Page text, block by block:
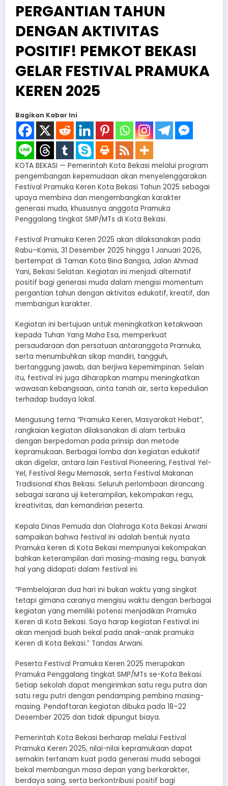
PERGANTIAN TAHUN
DENGAN AKTIVITAS
POSITIF! PEMKOT BEKASI
GELAR FESTIVAL PRAMUKA
KEREN 2025
Bagikan Kabar Ini
KOTA BEKASI — Pemerintah Kota Bekasi melalui program
pengembangan kepemudaan akan menyelenggarakan
Festival Pramuka Keren Kota Bekasi Tahun 2025 sebagai
upaya membina dan mengembangkan karakter
generasi muda, khususnya anggota Pramuka
Penggalang tingkat SMP/MTs di Kota Bekasi.
Festival Pramuka Keren 2025 akan dilaksanakan pada
Rabu–Kamis, 31 Desember 2025 hingga 1 Januari 2026,
bertempat di Taman Kota Bina Bangsa, Jalan Ahmad
Yani, Bekasi Selatan. Kegiatan ini menjadi alternatif
positif bagi generasi muda dalam mengisi momentum
pergantian tahun dengan aktivitas edukatif, kreatif, dan
membangun karakter.
Kegiatan ini bertujuan untuk meningkatkan ketakwaan
kepada Tuhan Yang Maha Esa, memperkuat
persaudaraan dan persatuan antaranggota Pramuka,
serta menumbuhkan sikap mandiri, tangguh,
bertanggung jawab, dan berjiwa kepemimpinan. Selain
itu, festival ini juga diharapkan mampu meningkatkan
wawasan kebangsaan, cinta tanah air, serta kepedulian
terhadap budaya lokal.
Mengusung tema “Pramuka Keren, Masyarakat Hebat”,
rangkaian kegiatan dilaksanakan di alam terbuka
dengan berpedoman pada prinsip dan metode
kepramukaan. Berbagai lomba dan kegiatan edukatif
akan digelar, antara lain Festival Pioneering, Festival Yel-
Yel, Festival Regu Memasak, serta Festival Makanan
Tradisional Khas Bekasi. Seluruh perlombaan dirancang
sebagai sarana uji keterampilan, kekompakan regu,
kreativitas, dan kemandirian peserta.
Kepala Dinas Pemuda dan Olahraga Kota Bekasi Arwani
sampaikan bahwa festival ini adalah bentuk nyata
Pramuka keren di Kota Bekasi mempunyai kekompakan
bahkan keterampilan dari masing-masing regu, banyak
hal yang didapati dalam festival ini.
“Pembelajaran dua hari ini bukan waktu yang singkat
tetapi gimana caranya mengisu waktu dengan berbagai
kegiatan yang memiliki potensi menjadikan Pramuka
Keren di Kota Bekasi. Saya harap kegiatan Festival ini
akan menjadi buah bekal pada anak-anak pramuka
Keren di Kota Bekasi.” Tandas Arwani.
Peserta Festival Pramuka Keren 2025 merupakan
Pramuka Penggalang tingkat SMP/MTs se-Kota Bekasi.
Setiap sekolah dapat mengirimkan satu regu putra dan
satu regu putri dengan pendamping pembina masing-
masing. Pendaftaran kegiatan dibuka pada 18–22
Desember 2025 dan tidak dipungut biaya.
Pemerintah Kota Bekasi berharap melalui Festival
Pramuka Keren 2025, nilai-nilai kepramukaan dapat
semakin tertanam kuat pada generasi muda sebagai
bekal membangun masa depan yang berkarakter,
berdaya saing, serta berkontribusi positif bagi